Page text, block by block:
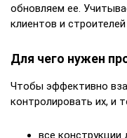
обновляем ее.
клиентов и
Для чего нужен
Чтобы эффективно
контролировать их, и
все конструкции